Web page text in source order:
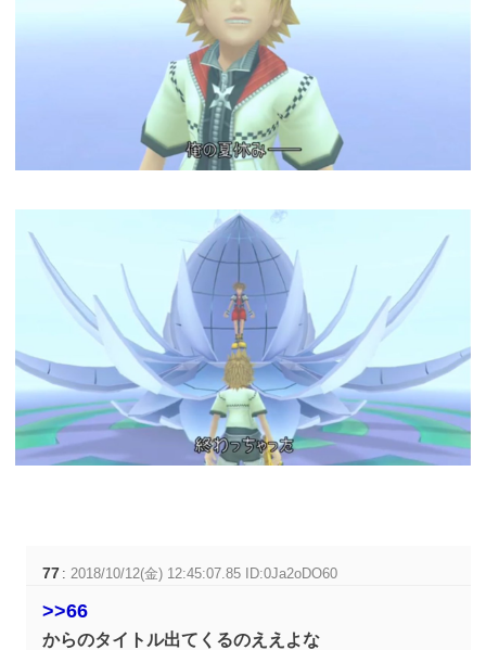
77 : 2018/10/12(金) 12:45:07.85 ID:0Ja2oDO60
>>66
からのタイトル出てくるのええよな